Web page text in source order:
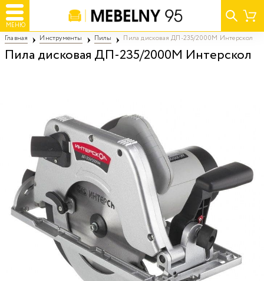
МЕНЮ
Главная Инструменты Пилы Пила дисковая ДП-235/2000М Интерскол
Пила дисковая ДП-235/2000М Интерскол